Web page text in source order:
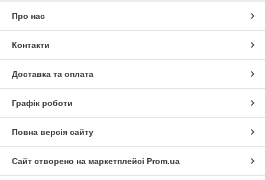
Про нас
Контакти
Доставка та оплата
Графік роботи
Повна версія сайту
Сайт створено на маркетплейсі Prom.ua